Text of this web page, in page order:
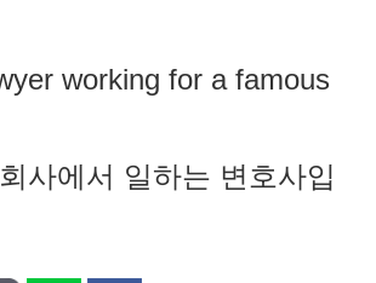
working for a famous
사에서 일하는 변호사입